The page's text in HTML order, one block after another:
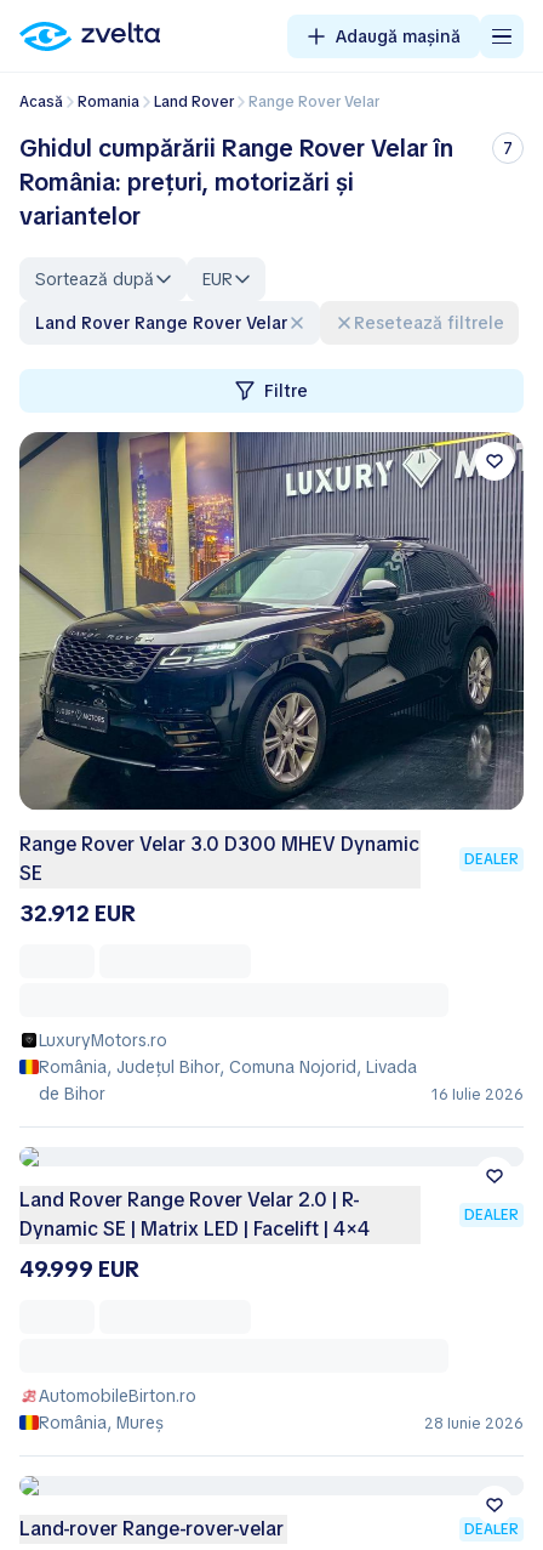
Adaugă mașină
Acasă Romania Land Rover Range Rover Velar
Ghidul cumpărării Range Rover Velar în
România: prețuri, motorizări și
variantelor
7
Sortează după
EUR
Land Rover Range Rover Velar
Resetează filtrele
Filtre
Range Rover Velar 3.0 D300 MHEV Dynamic
SE
DEALER
32.912 EUR
LuxuryMotors.ro
România, Județul Bihor, Comuna Nojorid, Livada
de Bihor
16 Iulie 2026
Land Rover Range Rover Velar 2.0 | R-
Dynamic SE | Matrix LED | Facelift | 4×4
DEALER
49.999 EUR
AutomobileBirton.ro
România, Mureș
28 Iunie 2026
Land-rover Range-rover-velar DEALER